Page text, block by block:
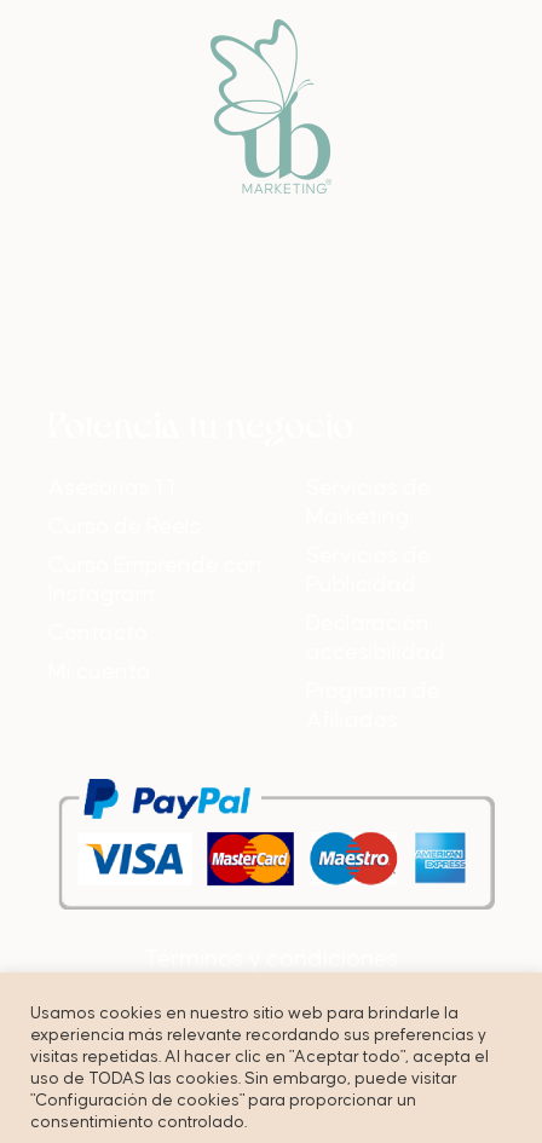
Política de privacidad
Cookies
Usamos cookies en nuestro sitio web para brindarle la
experiencia más relevante recordando sus preferencias y
visitas repetidas. Al hacer clic en "Aceptar todo", acepta el
uso de TODAS las cookies. Sin embargo, puede visitar
"Configuración de cookies" para proporcionar un
consentimiento controlado.